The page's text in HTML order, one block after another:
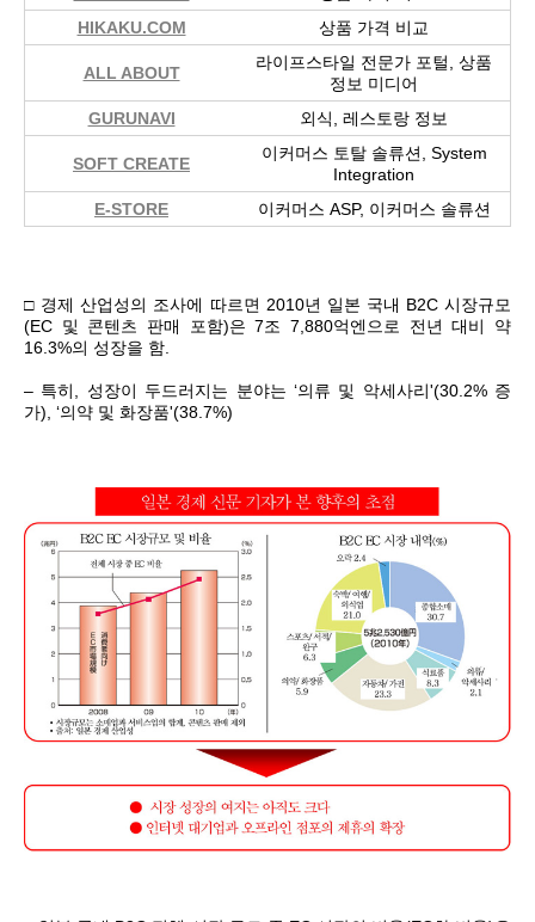
HIKAKU.COM
상품 가격 비교
ALL ABOUT
라이프스타일 전문가 포털, 상품
정보 미디어
GURUNAVI
외식, 레스토랑 정보
SOFT CREATE
이커머스 토탈 솔류션, System
Integration
E-STORE
이커머스 ASP, 이커머스 솔류션
□ 경제 산업성의 조사에 따르면 2010년 일본 국내 B2C 시장규모
(EC 및 콘텐츠 판매 포함)은 7조 7,880억엔으로 전년 대비 약
16.3%의 성장을 함.
– 특히, 성장이 두드러지는 분야는 ‘의류 및 악세사리'(30.2% 증
가), ‘의약 및 화장품'(38.7%)